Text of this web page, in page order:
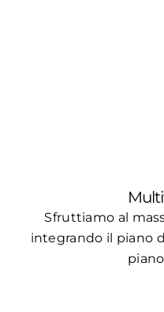
Sfruttiamo al
integrando il piano